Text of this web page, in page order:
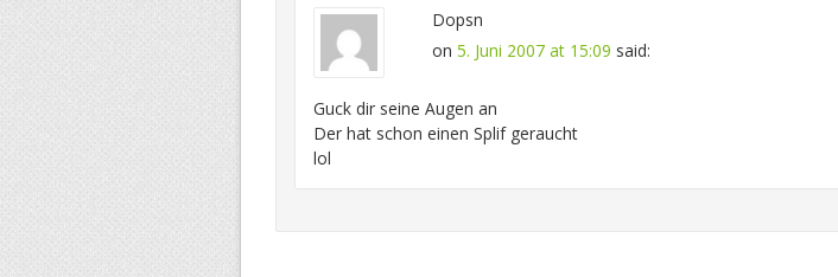
Dopsn
on 5. Juni 2007 at 15:09 said:
Guck dir seine Augen an
Der hat schon einen Splif geraucht
lol